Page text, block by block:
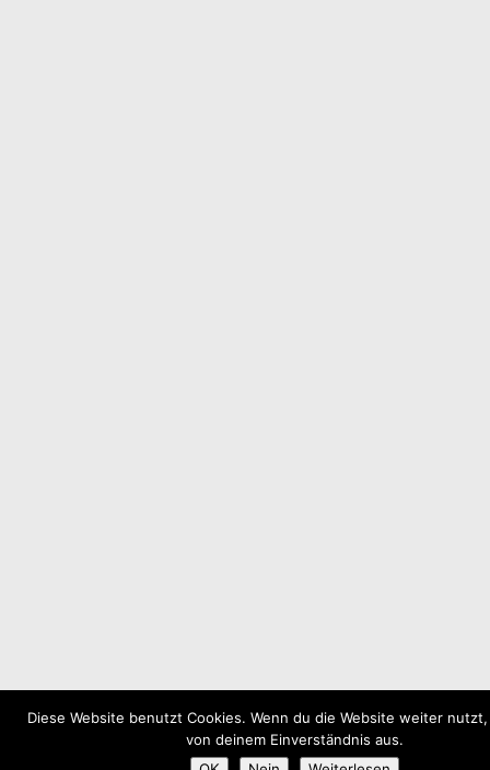
Diese Website benutzt Cookies. Wenn du die Website weiter
von deinem Einverständnis aus.